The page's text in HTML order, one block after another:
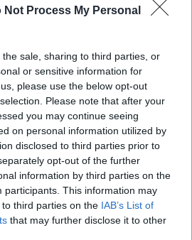
Not Process My Personal
sale, sharing to third parties, or
or sensitive information for
please use the below opt-out
Please note that after your
you may continue seeing
on personal information utilized by
disclosed to third parties prior to
opt-out of the further
information by third parties on the
participants. This information may
third parties on the IAB’s List of
that may further disclose it to other
famosa in tutto il mondo, è
monastero Notre Dame de
della birra utilizzato dai monaci
e la rifermentazione in bottiglia
A causa di questa
undici birrifici in tutto il mondo
ora considerarsi birrifici
una piccola quantità di zucchero
Golden Ale subisce una
all’interno della bottiglia, creando
150.
nel bicchiere con un
per la sua stabile schiuma
di pregiata frutta secca sale al